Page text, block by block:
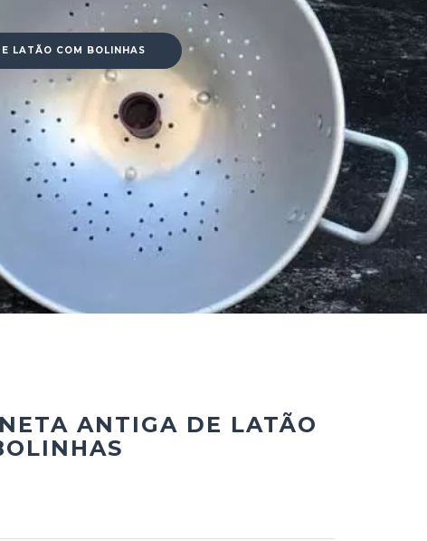
LATÃO COM BOLINHAS
ANTIGA DE LATÃO